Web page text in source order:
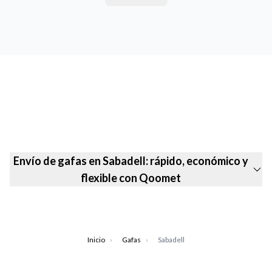
Envío de gafas en Sabadell: rápido, económico y
flexible con Qoomet
Inicio › Gafas › Sabadell